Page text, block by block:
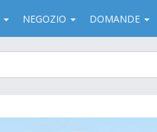
NEGOZIO DOMANDE